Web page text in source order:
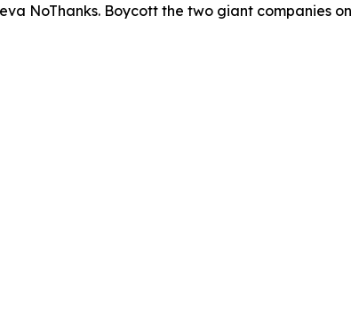
NoThanks. Boycott the two giant companies on